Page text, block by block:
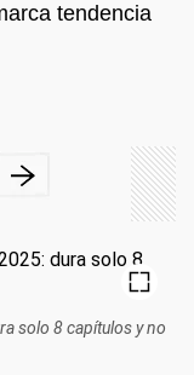
tendencia
solo 8 capítulos y no